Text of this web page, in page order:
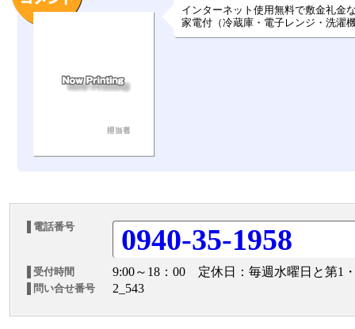
インターネット使用無料で敷金礼
家電付（冷蔵庫・電子レンジ・洗濯
電話番号 0940-35-1958
受付時間 9:00～18：00 定休日：毎週水曜日と第1
問い合せ番号 2_543